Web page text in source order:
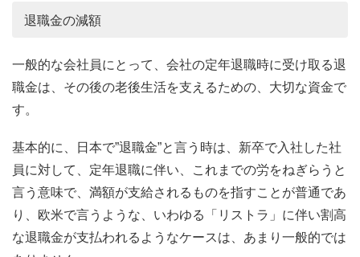
退職金の減額
一般的な会社員にとって、会社の定年退職時に受け取る退
職金は、その後の老後生活を支えるための、大切な資金で
す。
基本的に、日本で”退職金”と言う時は、新卒で入社した社
員に対して、定年退職に伴い、これまでの労をねぎらうと
言う意味で、満額が支給されるものを指すことが普通であ
り、欧米で言うような、いわゆる「リストラ」に伴い割高
な退職金が支払われるようなケースは、あまり一般的では